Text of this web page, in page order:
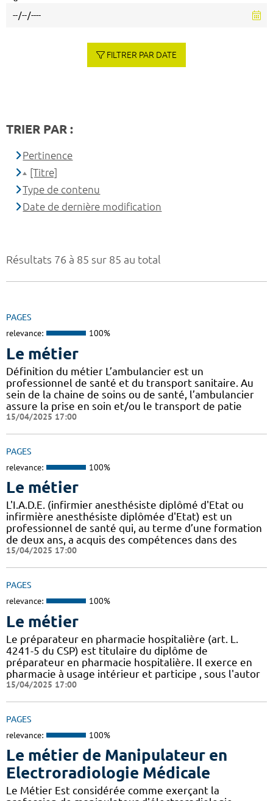
Résultats 76 à 85 sur 85 au total
PAGES
relevance: 100%
Le métier
Définition du métier L’ambulancier est un
professionnel de santé et du transport sanitaire. Au
sein de la chaine de soins ou de santé, l’ambulancier
assure la prise en soin et/ou le transport de patie
15/04/2025 17:00
PAGES
relevance: 100%
Le métier
L'I.A.D.E. (infirmier anesthésiste diplômé d'Etat ou
infirmière anesthésiste diplômée d'Etat) est un
professionnel de santé qui, au terme d’une formation
de deux ans, a acquis des compétences dans des
15/04/2025 17:00
PAGES
relevance: 100%
Le métier
Le préparateur en pharmacie hospitalière (art. L.
4241-5 du CSP) est titulaire du diplôme de
préparateur en pharmacie hospitalière. Il exerce en
pharmacie à usage intérieur et participe , sous l'autor
15/04/2025 17:00
PAGES
relevance: 100%
Le métier de Manipulateur en
Electroradiologie Médicale
Le Métier Est considérée comme exerçant la
FILTRER PAR DATE
TRIER PAR :
Pertinence
[Titre]
Type de contenu
Date de dernière modification